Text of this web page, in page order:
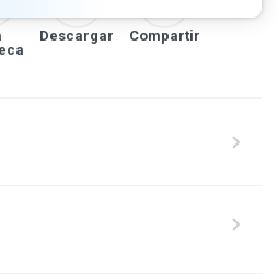
Descargar Compartir